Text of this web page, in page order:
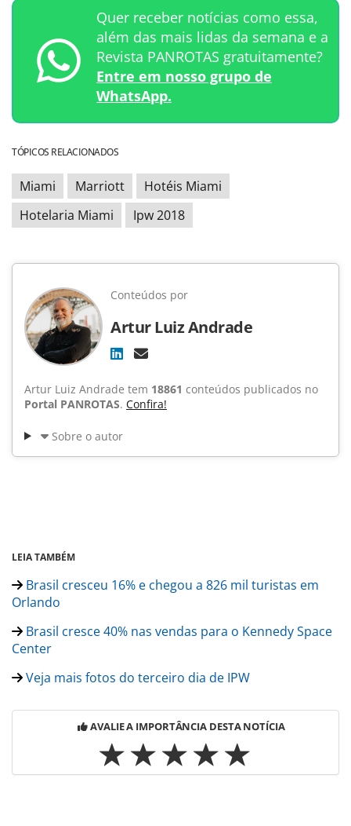
Quer receber notícias como essa,
além das mais lidas da semana e a
Revista PANROTAS gratuitamente?
Entre em nosso grupo de
WhatsApp.
TÓPICOS RELACIONADOS
Miami Marriott
Hotéis Miami
Hotelaria Miami
Ipw 2018
Conteúdos por
Artur Luiz Andrade
Artur Luiz Andrade tem 18861 conteúdos publicados no
Portal PANROTAS. Confira!
Sobre o autor
LEIA TAMBÉM
Brasil cresceu 16% e chegou a 826 mil turistas em
Orlando
Brasil cresce 40% nas vendas para o Kennedy Space
Center
Veja mais fotos do terceiro dia de IPW
AVALIE A IMPORTÂNCIA DESTA NOTÍCIA